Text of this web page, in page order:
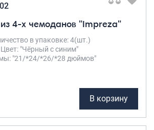
4-х чемоданов "Impreza"
в упаковке: 4(шт.)
Цвет: "Чёрный с синим"
"21/*24/*26/*28 дюймов"
В корзину